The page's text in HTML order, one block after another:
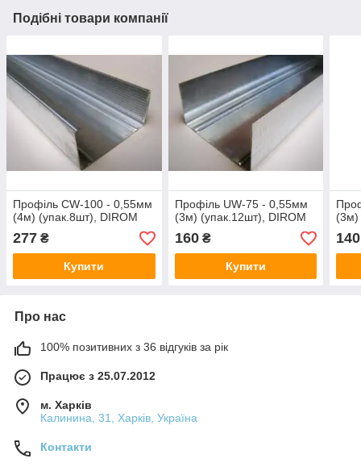
Подібні товари компанії
Профіль CW-100 - 0,55мм
(4м) (упак.8шт), DIROM
277 ₴
Купити
Профіль UW-75 - 0,55мм
(3м) (упак.12шт), DIROM
160₴
Купити
(3м)
140
Про нас
100% позитивних з 36 відгуків за рік
Працює з 25.07.2012
м. Харків
Калинина, 31, Харків, Україна
Контакти